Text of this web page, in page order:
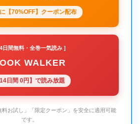
【70%OFF】クーポン配布
日間無料・全巻一気読み ]
WALKER
14日間 0円】で読み放題
お試し」「限定クーポン」を安全に適用可能
です。